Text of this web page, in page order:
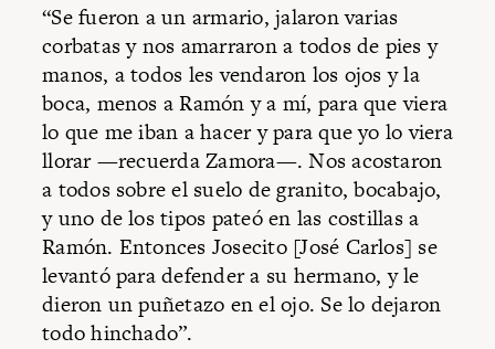
“Se fueron a un armario, jalaron varias
corbatas y nos amarraron a todos de pies y
manos, a todos les vendaron los ojos y la
boca, menos a Ramón y a mí, para que viera
lo que me iban a hacer y para que yo lo viera
llorar —recuerda Zamora—. Nos acostaron
a todos sobre el suelo de granito, bocabajo,
y uno de los tipos pateó en las costillas a
Ramón. Entonces Josecito [José Carlos] se
levantó para defender a su hermano, y le
dieron un puñetazo en el ojo. Se lo dejaron
todo hinchado”.